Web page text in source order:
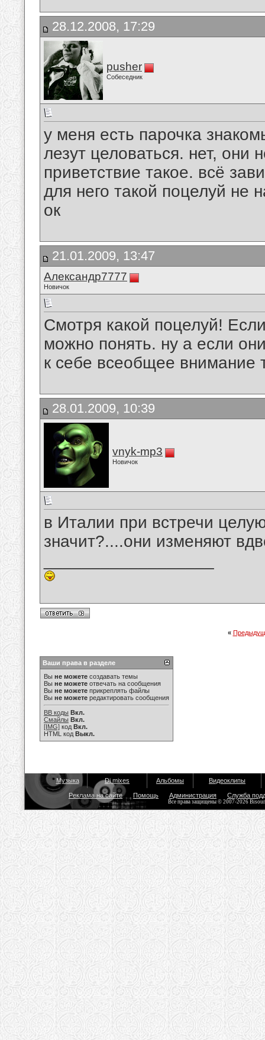
28.12.2008, 17:29
pusher
Собеседник
у меня есть парочка
лезут целоваться. нет, они
приветствие такое. всё
для него такой поцелуй не
ок
21.01.2009, 13:47
Александр7777
Новичок
Смотря какой поцелуй!
можно понять. ну а если
к себе всеобщее внимание
28.01.2009, 10:39
vnyk-mp3
Новичок
в Италии при встречи
значит?....они изменяют
«
Ваши права в разделе
Вы не можете создавать темы
Вы не можете отвечать на сообщения
Вы не можете прикреплять файлы
Вы не можете редактировать сообщения
BB коды Вкл.
Смайлы Вкл.
[IMG] код Вкл.
HTML код Выкл.
Музыка Dj mixes Альбомы Видеоклипы
Реклама на сайте Помощь Администрация Служба
Все права защищены © 2007-2026